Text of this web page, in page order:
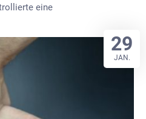
eine
29
JAN.